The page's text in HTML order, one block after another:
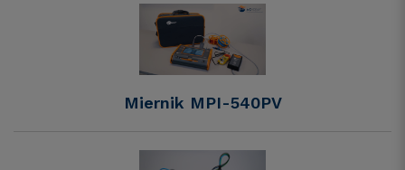
Miernik MPI-540PV